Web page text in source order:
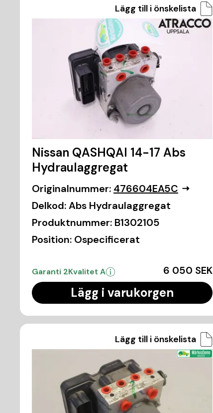
Lägg till i önskelista
Nissan QASHQAI 14-17 Abs
Hydraulaggregat
Originalnummer: 476604EA5C
Delkod:Abs Hydraulaggregat
Produktnummer: B1302105
Position: Ospecificerat
Garanti 2Kvalitet A 6 050 SEK
Lägg i varukorgen
Lägg till i önskelista